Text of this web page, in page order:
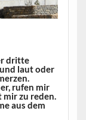
dritte
laut oder
rufen mir
zu reden.
aus dem